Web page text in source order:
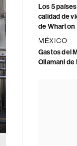
Los 5
calidad de
de Wharton
MÉXICO
Gastos del
Ollamani de